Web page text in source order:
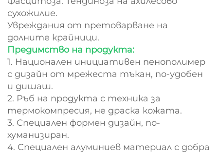
сухожилие.
Увреждания от претоварване на
долните крайници.
Предимство на продукта:
1. Национален инициативен пенополимер
с дизайн от мрежеста тъкан, по-удобен
и дишаш.
2. Ръб на продукта с техника за
термокомпресия, не драска кожата.
3. Специален формен дизайн, по-
хуманизиран.
4. Специален алуминиев материал с добра